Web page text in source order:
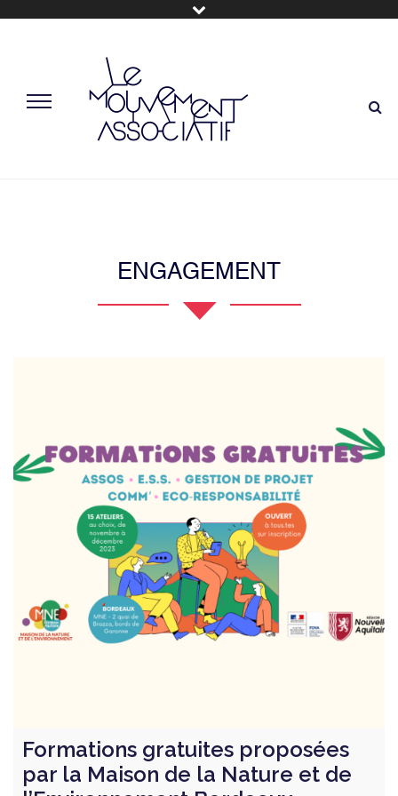
ENGAGEMENT
Formations gratuites proposées
par la Maison de la Nature et de